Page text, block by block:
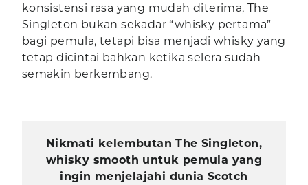
konsistensi rasa yang mudah diterima, The
Singleton bukan sekadar “whisky pertama”
bagi pemula, tetapi bisa menjadi whisky yang
tetap dicintai bahkan ketika selera sudah
semakin berkembang.
Nikmati kelembutan The Singleton,
whisky smooth untuk pemula yang
ingin menjelajahi dunia Scotch